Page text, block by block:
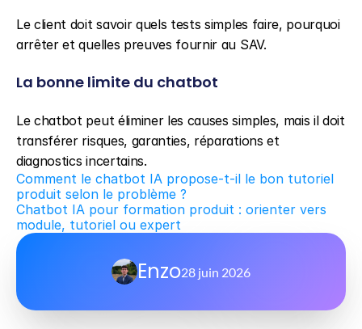
Le client doit savoir quels tests simples faire, pourquoi
arrêter et quelles preuves fournir au SAV.
La bonne limite du chatbot
Le chatbot peut éliminer les causes simples, mais il doit
transférer risques, garanties, réparations et
diagnostics incertains.
Comment le chatbot IA propose-t-il le bon tutoriel
produit selon le problème ?
Chatbot IA pour formation produit : orienter vers
module, tutoriel ou expert
Enzo28 juin 2026